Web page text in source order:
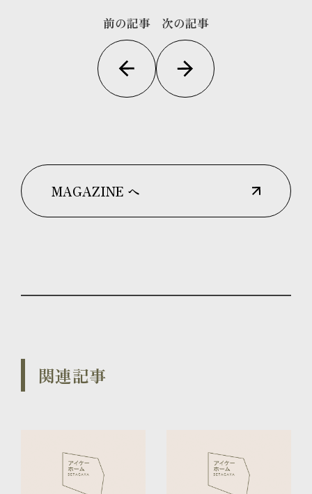
前の記事 次の記事
MAGAZINE へ
関連記事